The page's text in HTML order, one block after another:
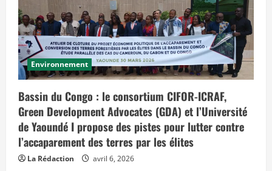
i
p
a
l
Environnement
Bassin du Congo : le consortium CIFOR-ICRAF,
Green Development Advocates (GDA) et l’Université
de Yaoundé I propose des pistes pour lutter contre
l’accaparement des terres par les élites
La Rédaction avril 6, 2026